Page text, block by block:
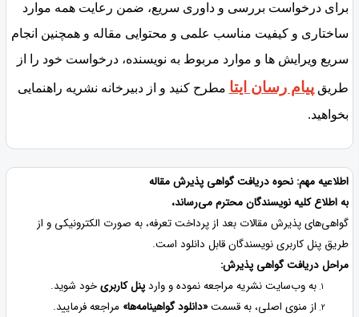
برای درخواست بررسی و داوری سریع، ضمن رعایت همه موارد
ساختاری و کیفیت مناسب علمی و محتوایی مقاله و همچنین انجام
سریع ویرایش ها و موارد مربوط به نویسنده، درخواست خود را از
طریقپیام رسان ایتا مطرح کنید و از دبیرخانه نشریه راهنمایی
بخواهید.
اطلاعیه مهم: نحوه دریافت گواهی پذیرش مقاله
به اطلاع کلیه نویسندگان محترم می‌رساند،
گواهی‌های پذیرش مقالات بعد از پرداخت تعرفه، به صورت الکترونیکی و از
طریق پنل کاربری نویسندگان قابل دانلود است.
مراحل دریافت گواهی پذیرش:
به وب‌سایت نشریه مراجعه نموده و واردپنل کاربریخود شوید.
از منوی اصلی، به قسمت«دانلود گواهینامه‌ها» مراجعه فرمایید.